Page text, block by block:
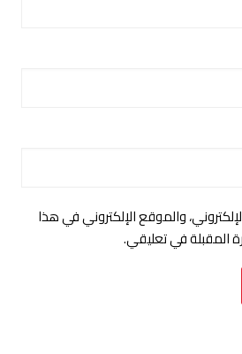
والموقع الإلكتروني في هذا
المقبلة في تعليقي.